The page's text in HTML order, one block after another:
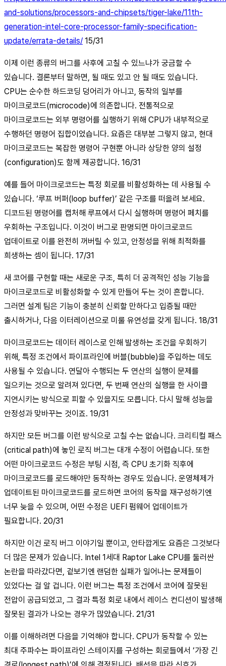
and-solutions/processors-and-chipsets/tiger-lake/11th-
generation-intel-core-processor-family-specification-
update/errata-details/ 15/31
이제 이런 종류의 버그를 사후에 고칠 수 있느냐가 궁금할 수
있습니다. 결론부터 말하면, 될 때도 있고 안 될 때도 있습니다.
CPU는 순수한 하드코딩 덩어리가 아니고, 동작의 일부를
마이크로코드(microcode)에 의존합니다. 전통적으로
마이크로코드는 외부 명령어를 실행하기 위해 CPU가 내부적으로
수행하던 명령어 집합이었습니다. 요즘은 대부분 그렇지 않고, 현대
마이크로코드는 복잡한 명령어 구현뿐 아니라 상당한 양의 설정
(configuration)도 함께 제공합니다. 16/31
예를 들어 마이크로코드는 특정 회로를 비활성화하는 데 사용될 수
있습니다. ‘루프 버퍼(loop buffer)’ 같은 구조를 떠올려 보세요.
디코드된 명령어를 캡처해 루프에서 다시 실행하며 명령어 페치를
우회하는 구조입니다. 이것이 버그로 판명되면 마이크로코드
업데이트로 이를 완전히 꺼버릴 수 있고, 안정성을 위해 최적화를
희생하는 셈이 됩니다. 17/31
새 코어를 구현할 때는 새로운 구조, 특히 더 공격적인 성능 기능을
마이크로코드로 비활성화할 수 있게 만들어 두는 것이 흔합니다.
그러면 설계 팀은 기능이 충분히 신뢰할 만하다고 입증될 때만
출시하거나, 다음 이터레이션으로 미룰 유연성을 갖게 됩니다. 18/31
마이크로코드는 데이터 레이스로 인해 발생하는 조건을 우회하기
위해, 특정 조건에서 파이프라인에 버블(bubble)을 주입하는 데도
사용될 수 있습니다. 연달아 수행되는 두 연산의 실행이 문제를
일으키는 것으로 알려져 있다면, 두 번째 연산의 실행을 한 사이클
지연시키는 방식으로 피할 수 있을지도 모릅니다. 다시 말해 성능을
안정성과 맞바꾸는 것이죠. 19/31
하지만 모든 버그를 이런 방식으로 고칠 수는 없습니다. 크리티컬 패스
(critical path)에 놓인 로직 버그는 대개 수정이 어렵습니다. 또한
어떤 마이크로코드 수정은 부팅 시점, 즉 CPU 초기화 직후에
마이크로코드를 로드해야만 동작하는 경우도 있습니다. 운영체제가
업데이트된 마이크로코드를 로드하면 코어의 동작을 재구성하기엔
너무 늦을 수 있으며, 어떤 수정은 UEFI 펌웨어 업데이트가
필요합니다. 20/31
하지만 이건 로직 버그 이야기일 뿐이고, 안타깝게도 요즘은 그것보다
더 많은 문제가 있습니다. Intel 1세대 Raptor Lake CPU를 둘러싼
논란을 따라갔다면, 겉보기엔 랜덤한 실패가 일어나는 문제들이
있었다는 걸 알 겁니다. 이런 버그는 특정 조건에서 코어에 잘못된
전압이 공급되었고, 그 결과 특정 회로 내에서 레이스 컨디션이 발생해
잘못된 결과가 나오는 경우가 많았습니다. 21/31
이를 이해하려면 다음을 기억해야 합니다. CPU가 동작할 수 있는
최대 주파수는 파이프라인 스테이지를 구성하는 회로들에서 ‘가장 긴